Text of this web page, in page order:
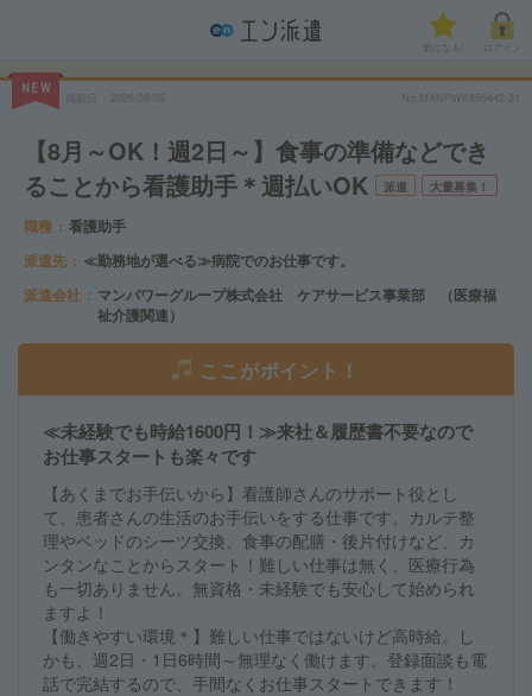
気になる!
NEW
2026/08/05 No.MANPWK856442-31
【8月～OK！週2日～】食事の準備などでき
ることから看護助手＊週払いOK
派遣 大量募集！
職種
看護助手
派遣先
≪勤務地が選べる≫病院でのお仕事です。
派遣会社
マンパワーグループ株式会社 ケアサービス事業部 （医療福
祉介護関連）
ここがポイント！
≪未経験でも時給1600円！≫来社＆履歴書不要なので
お仕事スタートも楽々です
【あくまでお手伝いから】看護師さんのサポート役とし
て、患者さんの生活のお手伝いをする仕事です。カルテ整
理やベッドのシーツ交換、食事の配膳・後片付けなど、カ
ンタンなことからスタート！難しい仕事は無く、医療行為
も一切ありません。無資格・未経験でも安心して始められ
ますよ！
【働きやすい環境＊】難しい仕事ではないけど高時給。し
かも、週2日・1日6時間～無理なく働けます。登録面談も電
話で完結するので、手間なくお仕事スタートできます！